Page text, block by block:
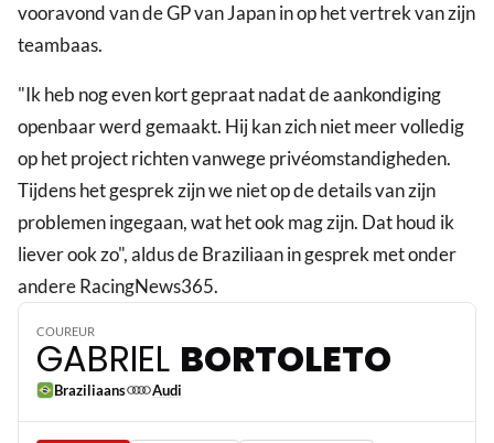
vooravond van de GP van Japan in op het vertrek van zijn
teambaas.
"Ik heb nog even kort gepraat nadat de aankondiging
openbaar werd gemaakt. Hij kan zich niet meer volledig
op het project richten vanwege privéomstandigheden.
Tijdens het gesprek zijn we niet op de details van zijn
problemen ingegaan, wat het ook mag zijn. Dat houd ik
liever ook zo", aldus de Braziliaan in gesprek met onder
andere RacingNews365.
COUREUR
GABRIEL BORTOLETO
Braziliaans Audi 5